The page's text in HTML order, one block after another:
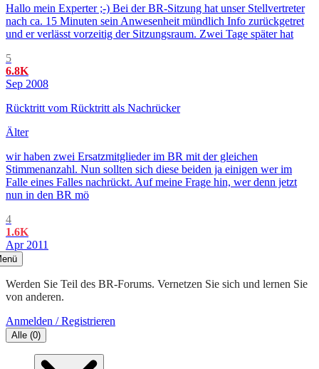
Hallo mein Experter ;-) Bei der BR-Sitzung hat unser Stellvertreter
nach ca. 15 Minuten sein Anwesenheit mündlich Info zurückgetret
und er verlässt vorzeitig der Sitzungsraum. Zwei Tage später hat
5
6.8K
Sep 2008
Rücktritt vom Rücktritt als Nachrücker
Älter
wir haben zwei Ersatzmitglieder im BR mit der gleichen
Stimmenanzahl. Nun sollten sich diese beiden ja einigen wer im
Falle eines Falles nachrückt. Auf meine Frage hin, wer denn jetzt
nun in den BR mö
4
1.6K
Apr 2011
Werden Sie Teil des BR-Forums. Vernetzen Sie sich und lernen Sie
von anderen.
Anmelden / Registrieren
Alle (0)